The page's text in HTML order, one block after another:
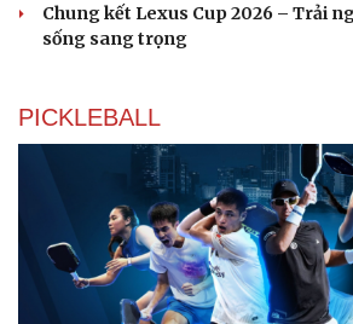
check-in
Cửa sổ
Chung kết Lexus Cup 2026 – Trải
sống sang trọng
PICKLEBALL